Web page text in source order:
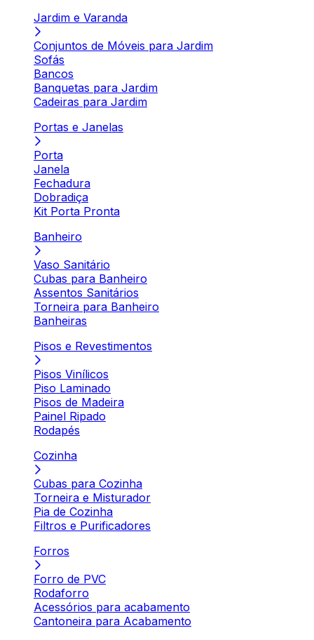
Jardim e Varanda
Conjuntos de Móveis para Jardim
Sofás
Bancos
Banquetas para Jardim
Cadeiras para Jardim
Portas e Janelas
Porta
Janela
Fechadura
Dobradiça
Kit Porta Pronta
Banheiro
Vaso Sanitário
Cubas para Banheiro
Assentos Sanitários
Torneira para Banheiro
Banheiras
Pisos e Revestimentos
Pisos Vinílicos
Piso Laminado
Pisos de Madeira
Painel Ripado
Rodapés
Cozinha
Cubas para Cozinha
Torneira e Misturador
Pia de Cozinha
Filtros e Purificadores
Forros
Forro de PVC
Rodaforro
Acessórios para acabamento
Cantoneira para Acabamento